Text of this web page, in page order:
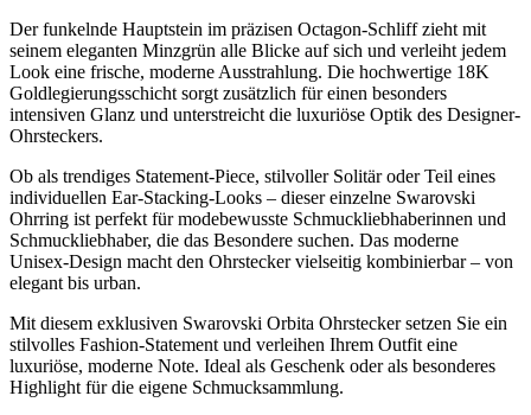
Der funkelnde Hauptstein im präzisen Octagon-Schliff zieht mit
seinem eleganten Minzgrün alle Blicke auf sich und verleiht jedem
Look eine frische, moderne Ausstrahlung. Die hochwertige 18K
Goldlegierungsschicht sorgt zusätzlich für einen besonders
intensiven Glanz und unterstreicht die luxuriöse Optik des Designer-
Ohrsteckers.
Ob als trendiges Statement-Piece, stilvoller Solitär oder Teil eines
individuellen Ear-Stacking-Looks – dieser einzelne Swarovski
Ohrring ist perfekt für modebewusste Schmuckliebhaberinnen und
Schmuckliebhaber, die das Besondere suchen. Das moderne
Unisex-Design macht den Ohrstecker vielseitig kombinierbar – von
elegant bis urban.
Mit diesem exklusiven Swarovski Orbita Ohrstecker setzen Sie ein
stilvolles Fashion-Statement und verleihen Ihrem Outfit eine
luxuriöse, moderne Note. Ideal als Geschenk oder als besonderes
Highlight für die eigene Schmucksammlung.